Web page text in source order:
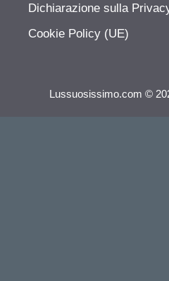
Dichiarazione sulla
Cookie Policy (UE)
Lussuosissimo.com ©